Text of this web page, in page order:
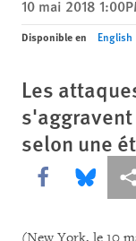
10 mai 2018
Disponible en English
Les
selon une
Share this via
Share